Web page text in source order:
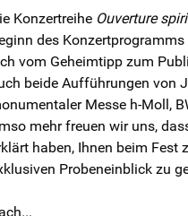
Konzertreihe Ouverture
des
vom Geheimtipp zum
beide Aufführungen von
Messe h-Moll,
mehr freuen wir uns,
haben, Ihnen beim Fest
Probeneinblick zu